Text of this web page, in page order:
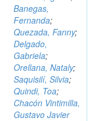
Banegas,
Fernanda;
Quezada, Fanny;
Delgado,
Gabriela;
Orellana, Nataly;
Saquisilí, Silvia;
Quindi, Toa;
Chacón Vintimilla,
Gustavo Javier